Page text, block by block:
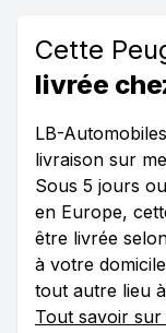
Cette
livrée
LB-
livraison sur
Sous 5 jours
en Europe,
être livrée
à votre
tout autre lieu
Tout savoir